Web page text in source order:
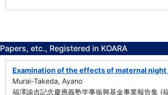
Papers, etc., Registered in KOARA
Examination of the effects of maternal
Murai-Takeda, Ayano
福澤諭吉記念慶應義塾学事振興基金事業報告集 (